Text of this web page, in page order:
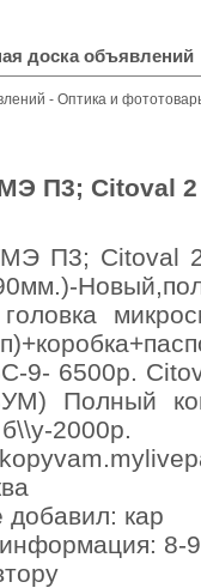
доска объявлений
- Оптика и
П3; Citoval
П3; Citoval
головка
9- 6500р.
Полный
2000р.
кар
8-